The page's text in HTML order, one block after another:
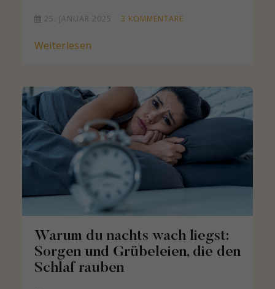
25. JANUAR 2025 3 KOMMENTARE
Weiterlesen
Warum du nachts wach liegst:
Sorgen und Grübeleien, die den
Schlaf rauben